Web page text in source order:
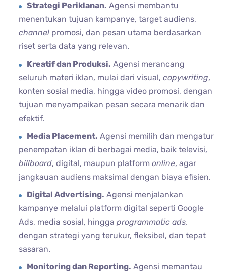
Strategi Periklanan. Agensi membantu
menentukan tujuan kampanye, target audiens,
channel promosi, dan pesan utama berdasarkan
riset serta data yang relevan.
Kreatif dan Produksi. Agensi merancang
seluruh materi iklan, mulai dari visual,copywriting,
konten sosial media, hingga video promosi, dengan
tujuan menyampaikan pesan secara menarik dan
efektif.
Media Placement. Agensi memilih dan mengatur
penempatan iklan di berbagai media, baik televisi,
billboard, digital, maupun platformonline, agar
jangkauan audiens maksimal dengan biaya efisien.
Digital Advertising. Agensi menjalankan
kampanye melalui platform digital seperti Google
Ads, media sosial, hingga programmatic ads,
dengan strategi yang terukur, fleksibel, dan tepat
sasaran.
Monitoring dan Reporting. Agensi memantau